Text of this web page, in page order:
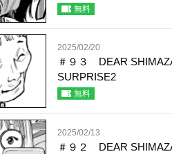
無料
2025/02/20
＃９３ DEAR
SURPRISE2
無料
2025/02/13
＃９２ DEAR